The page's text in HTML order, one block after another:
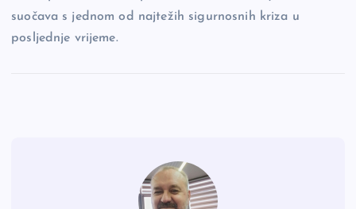
suočava s jednom od najtežih sigurnosnih kriza u
posljednje vrijeme.